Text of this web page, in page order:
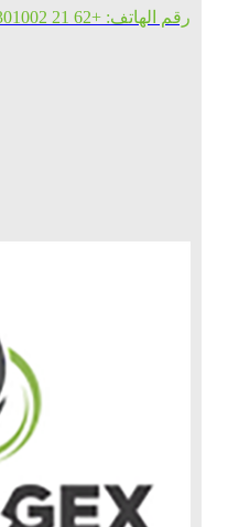
رقم الهاتف: +62 21 58301002